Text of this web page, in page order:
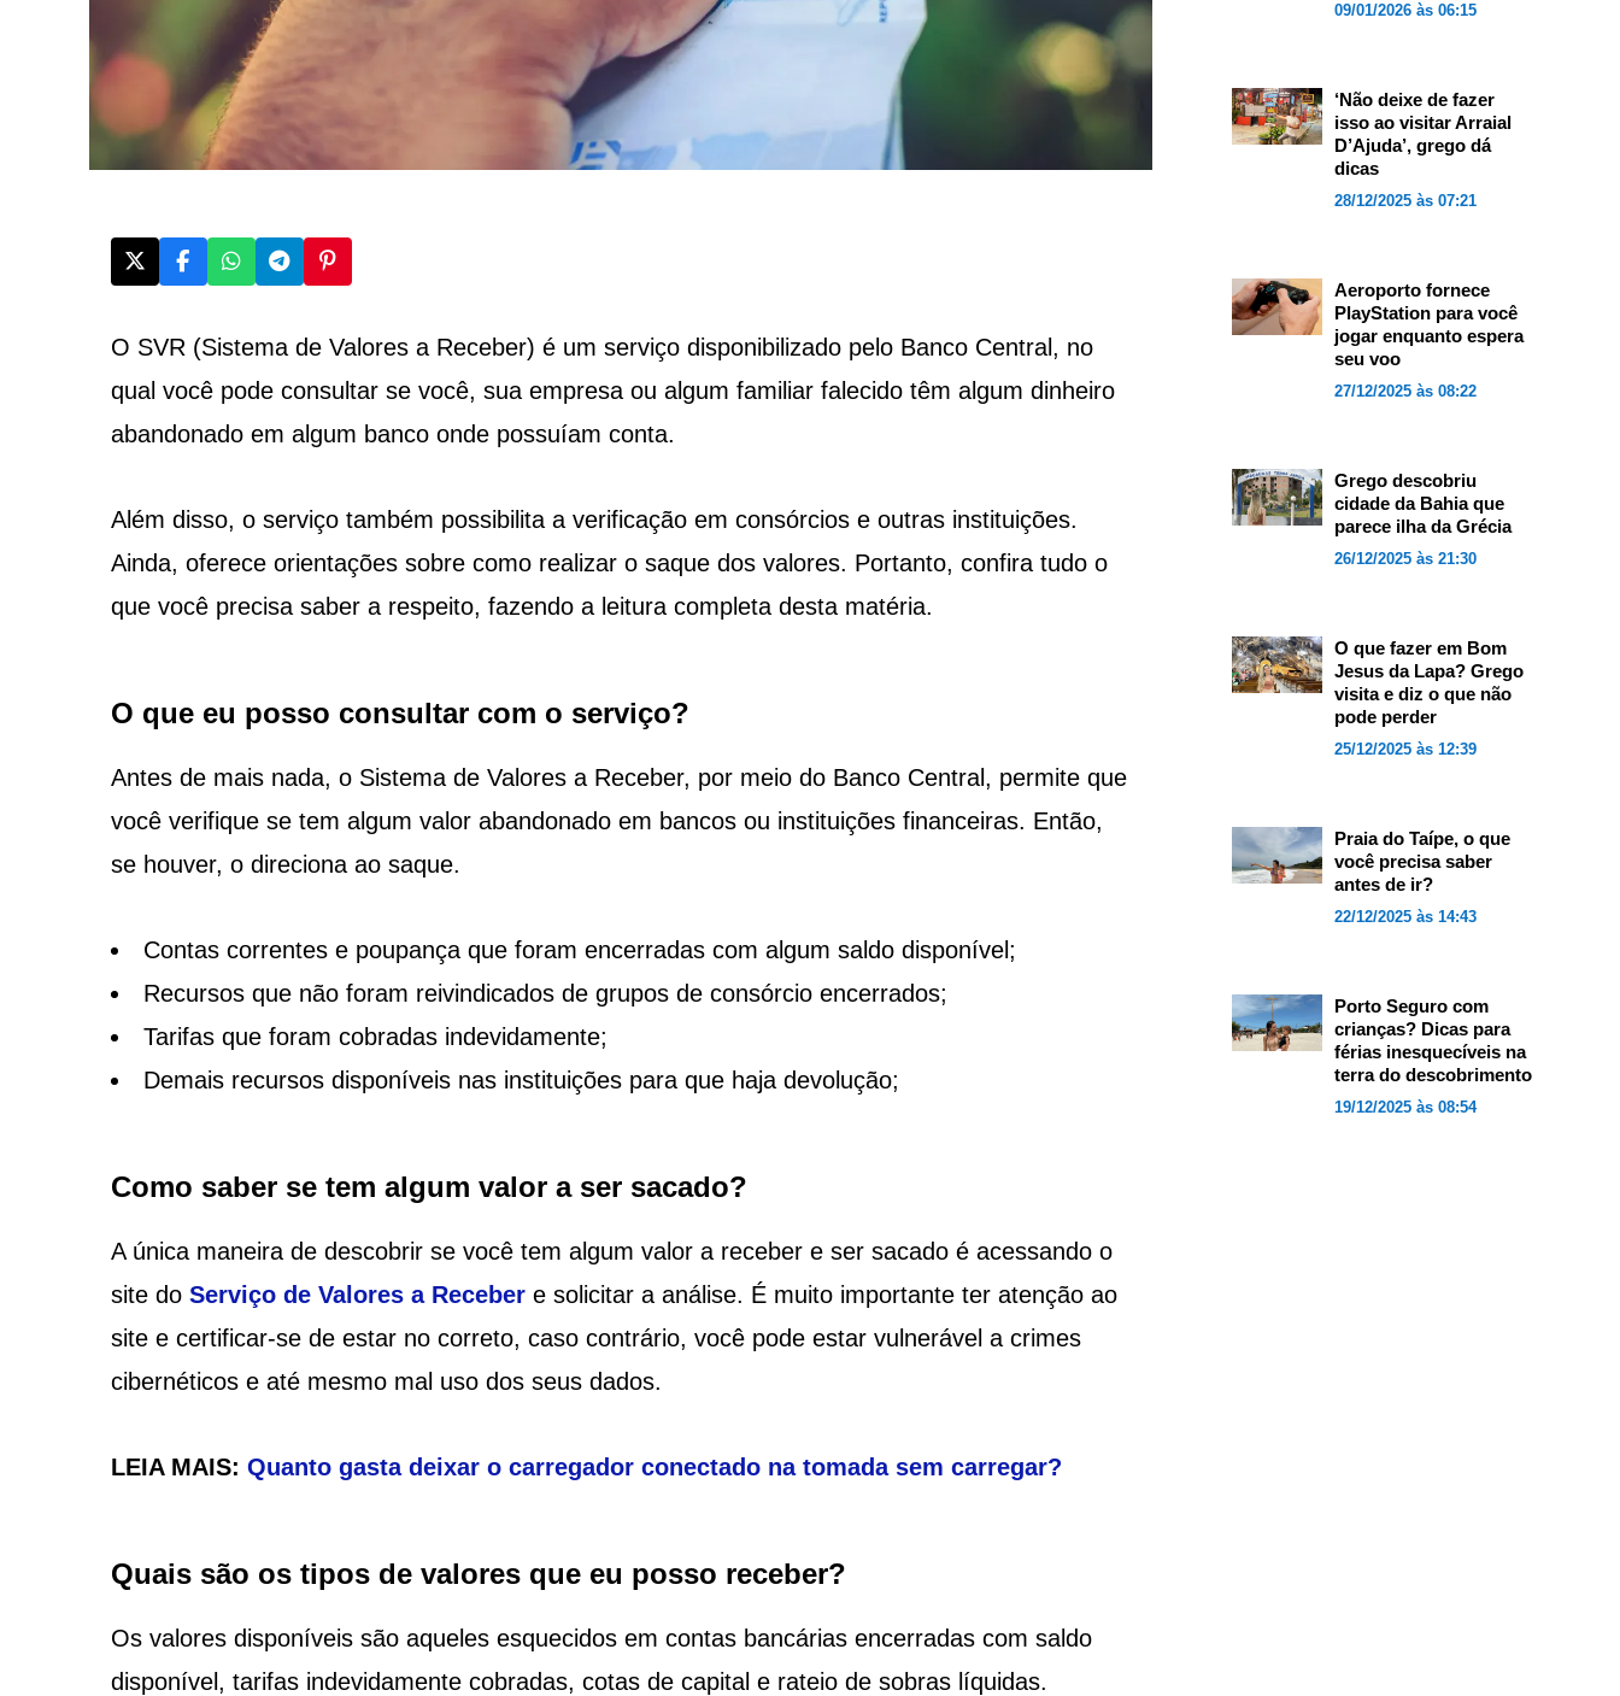
O SVR (Sistema de Valores a Receber) é um serviço disponibilizado pelo Banco Central, no
qual você pode consultar se você, sua empresa ou algum familiar falecido têm algum dinheiro
abandonado em algum banco onde possuíam conta.
Além disso, o serviço também possibilita a verificação em consórcios e outras instituições.
Ainda, oferece orientações sobre como realizar o saque dos valores. Portanto, confira tudo o
que você precisa saber a respeito, fazendo a leitura completa desta matéria.
O que eu posso consultar com o serviço?
Antes de mais nada, o Sistema de Valores a Receber, por meio do Banco Central, permite que
você verifique se tem algum valor abandonado em bancos ou instituições financeiras. Então,
se houver, o direciona ao saque.
Contas correntes e poupança que foram encerradas com algum saldo disponível;
Recursos que não foram reivindicados de grupos de consórcio encerrados;
Tarifas que foram cobradas indevidamente;
Demais recursos disponíveis nas instituições para que haja devolução;
Como saber se tem algum valor a ser sacado?
A única maneira de descobrir se você tem algum valor a receber e ser sacado é acessando o
site do Serviço de Valores a Recebere solicitar a análise. É muito importante ter atenção ao
site e certificar-se de estar no correto, caso contrário, você pode estar vulnerável a crimes
cibernéticos e até mesmo mal uso dos seus dados.
LEIA MAIS: Quanto gasta deixar o carregador conectado na tomada sem carregar?
Quais são os tipos de valores que eu posso receber?
Os valores disponíveis são aqueles esquecidos em contas bancárias encerradas com saldo
disponível, tarifas indevidamente cobradas, cotas de capital e rateio de sobras líquidas.
09/01/2026 às 06:15
‘Não deixe de fazer
isso ao visitar Arraial
D’Ajuda’, grego dá
dicas
28/12/2025 às 07:21
Aeroporto fornece
PlayStation para você
jogar enquanto espera
seu voo
27/12/2025 às 08:22
Grego descobriu
cidade da Bahia que
parece ilha da Grécia
26/12/2025 às 21:30
O que fazer em Bom
Jesus da Lapa? Grego
visita e diz o que não
pode perder
25/12/2025 às 12:39
Praia do Taípe, o que
você precisa saber
antes de ir?
22/12/2025 às 14:43
Porto Seguro com
crianças? Dicas para
férias inesquecíveis na
terra do descobrimento
19/12/2025 às 08:54